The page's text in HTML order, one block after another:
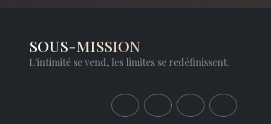
SOUS-MISSION
L'intimité se vend, les limites se redéfinissent.